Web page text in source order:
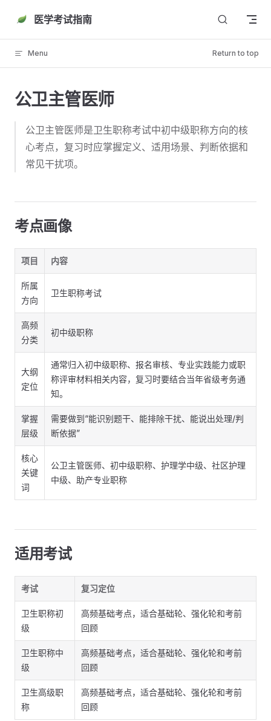
Skip to content
医学考试指南
Menu Return to top
公卫主管医师
公卫主管医师是卫生职称考试中初中级职称方向的核
心考点，复习时应掌握定义、适用场景、判断依据和
常见干扰项。
考点画像
项目 内容
所属
方向
卫生职称考试
高频
分类
初中级职称
大纲
定位
通常归入初中级职称、报名审核、专业实践能力或职
称评审材料相关内容，复习时要结合当年省级考务通
知。
掌握
层级
需要做到“能识别题干、能排除干扰、能说出处理/判
断依据”
核心
关键
词
公卫主管医师、初中级职称、护理学中级、社区护理
中级、助产专业职称
适用考试
考试 复习定位
卫生职称初
级
高频基础考点，适合基础轮、强化轮和考前
回顾
卫生职称中
级
高频基础考点，适合基础轮、强化轮和考前
回顾
卫生高级职
称
高频基础考点，适合基础轮、强化轮和考前
回顾